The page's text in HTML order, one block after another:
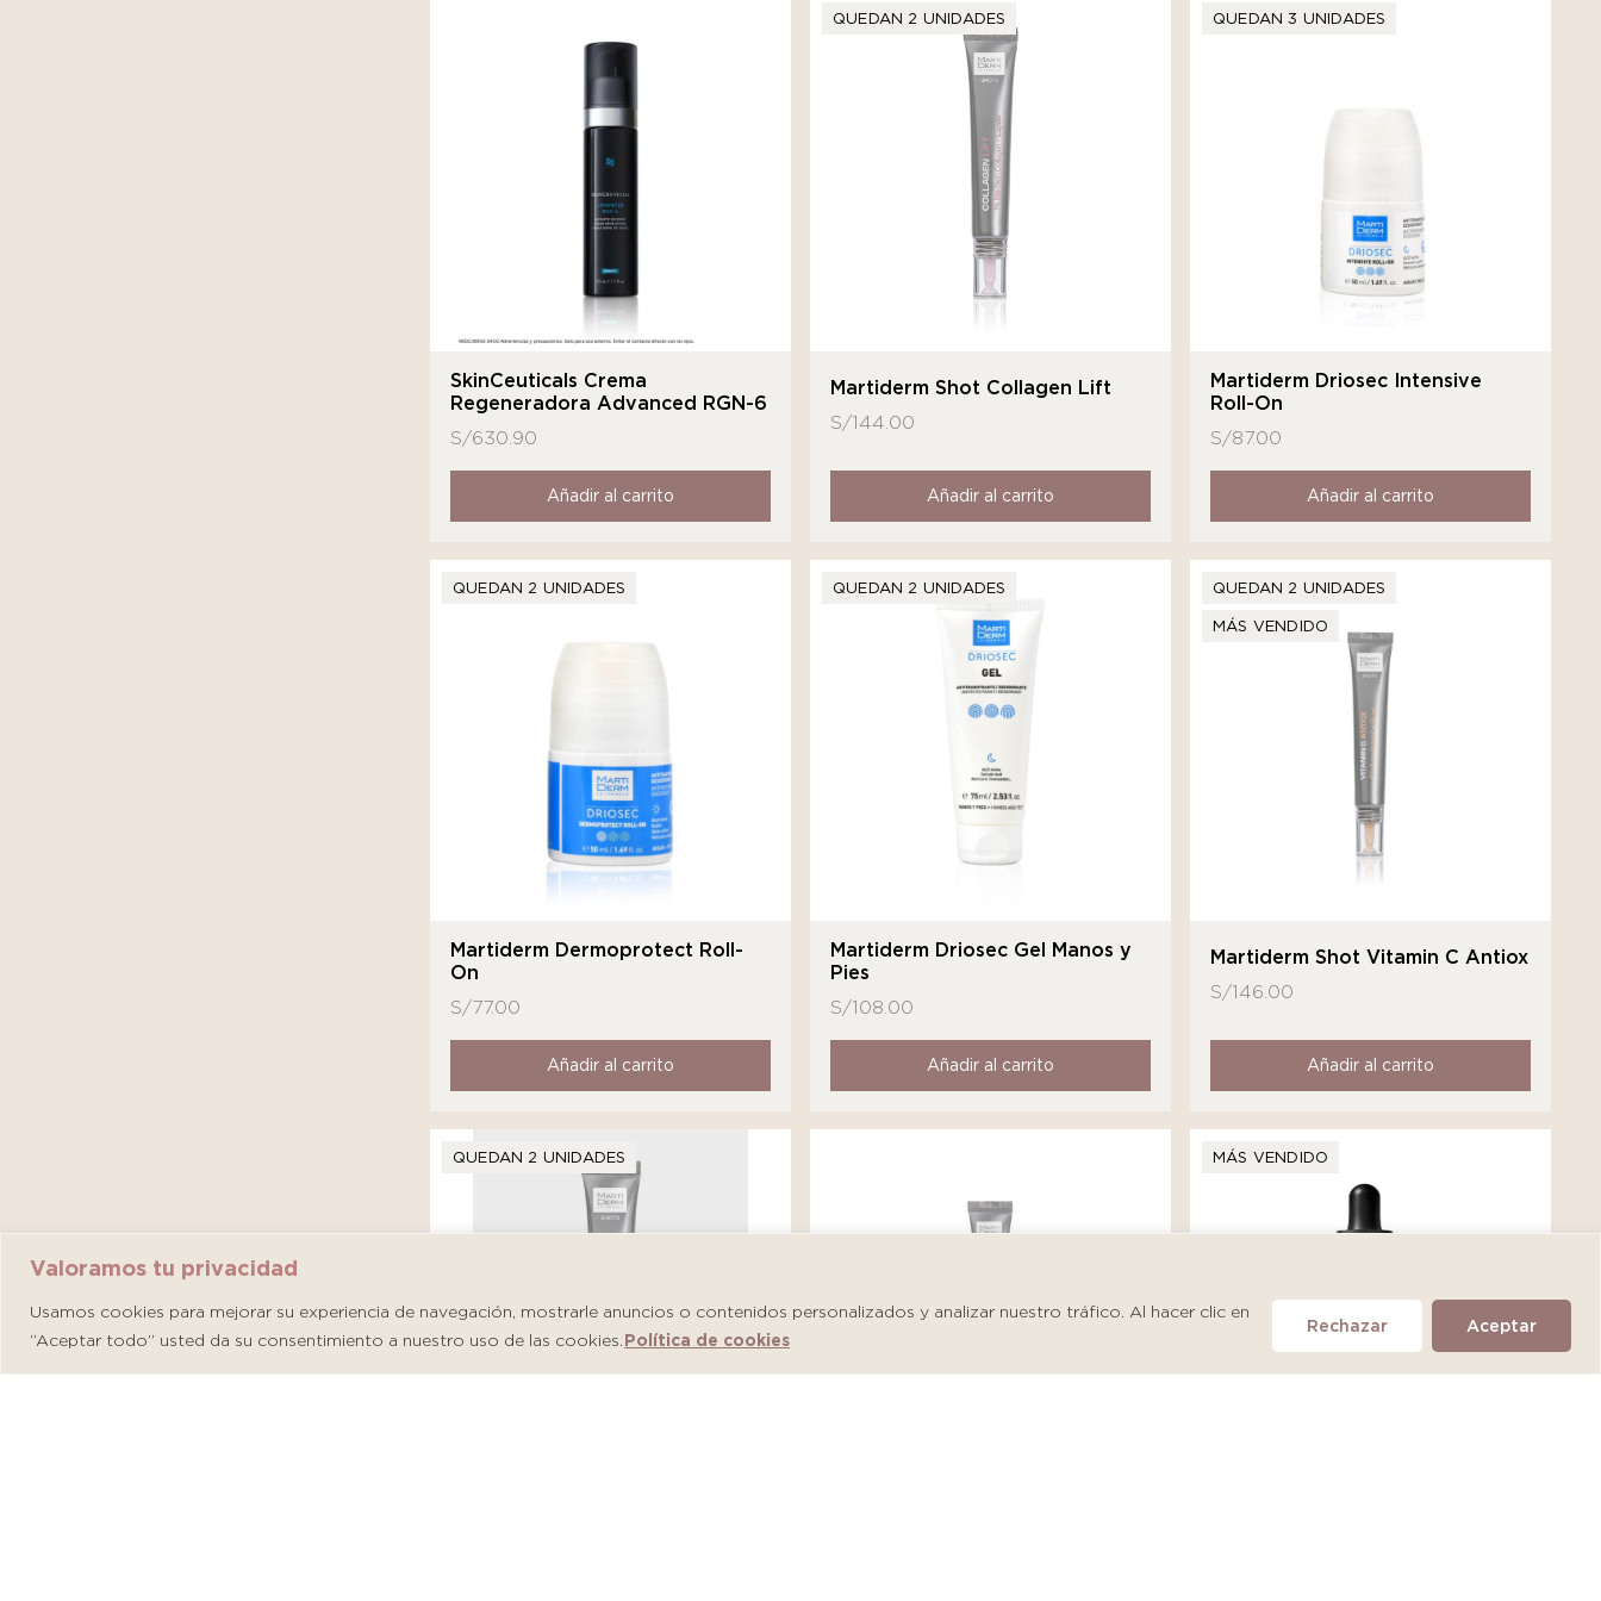
Valoramos tu privacidad
Usamos cookies para mejorar su experiencia de navegación, mostrarle anuncios o contenidos personalizados y analizar nuestro tráfico. Al hacer clic en
“Aceptar todo” usted da su consentimiento a nuestro uso de las cookies. Política de cookies
Rechazar Aceptar
SkinCeuticals Crema
Regeneradora Advanced RGN-6
S/630.90
Añadir al carrito
QUEDAN 2 UNIDADES
Martiderm Shot Collagen Lift
S/144.00
Añadir al carrito
QUEDAN 3 UNIDADES
Martiderm Driosec Intensive
Roll-On
S/87.00
Añadir al carrito
QUEDAN 2 UNIDADES
Martiderm Dermoprotect Roll-
On
S/77.00
Añadir al carrito
QUEDAN 2 UNIDADES
Martiderm Driosec Gel Manos y
Pies
S/108.00
Añadir al carrito
QUEDAN 2 UNIDADES
MÁS VENDIDO
Martiderm Shot Vitamin C Antiox
S/146.00
Añadir al carrito
QUEDAN 2 UNIDADES MÁS VENDIDO